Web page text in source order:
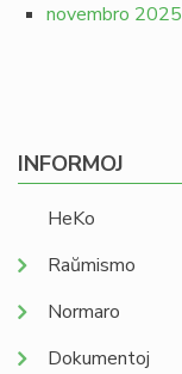
novembro 2025
INFORMOJ
HeKo
Raŭmismo
Normaro
Dokumentoj